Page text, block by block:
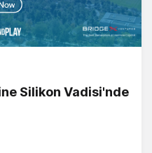
Silikon Vadisi'nde